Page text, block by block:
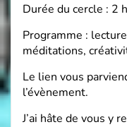
Durée du cercle : 2
Programme :
méditations,
Le lien vous
l’évènement.
J’ai hâte de vous y